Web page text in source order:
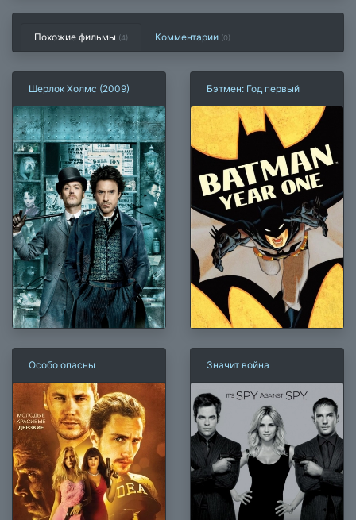
Похожие фильмы (4) Комментарии (0)
Шерлок Холмс (2009) Бэтмен: Год первый
Особо опасны Значит война